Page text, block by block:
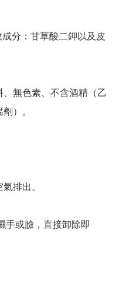
分：甘草酸二鉀以及皮
無色素、不含酒精（乙
）。
排出。
手或臉，直接卸除即